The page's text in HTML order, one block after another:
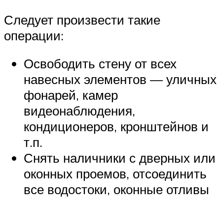
Следует произвести такие
операции:
Освободить стену от всех
навесных элементов — уличных
фонарей, камер
видеонаблюдения,
кондиционеров, кронштейнов и
т.п.
Снять наличники с дверных или
оконных проемов, отсоединить
все водостоки, оконные отливы